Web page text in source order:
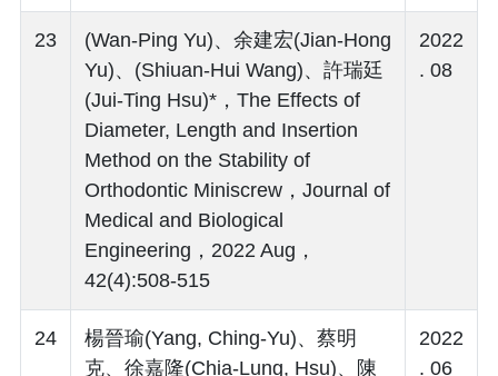
23
(Wan-Ping Yu)、余建宏(Jian-Hong
Yu)、(Shiuan-Hui Wang)、許瑞廷
(Jui-Ting Hsu)*，The Effects of
Diameter, Length and Insertion
Method on the Stability of
Orthodontic Miniscrew，Journal of
Medical and Biological
Engineering，2022 Aug，
42(4):508-515
2022
. 08
24
楊晉瑜(Yang, Ching-Yu)、蔡明
克、徐嘉隆(Chia-Lung, Hsu)、陳
2022
. 06